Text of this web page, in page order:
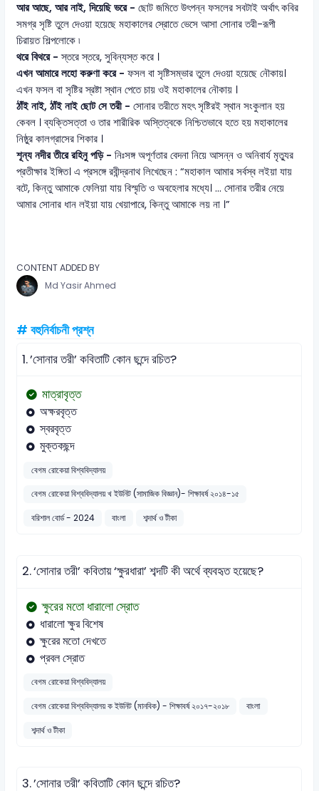
আর আছে, আর নাই, দিয়েছি ভরে - ছোট জমিতে উৎপন্ন ফসলের সবটাই অর্থাৎ কবির
সমগ্র সৃষ্টি তুলে দেওয়া হয়েছে মহাকালের স্রোতে ভেসে আসা সোনার তরী-রূপী
চিরায়ত শিল্পলোকে ৷
থরে বিথরে - স্তরে স্তরে, সুবিন্যস্ত করে ।
এখন আমারে লহো করুণা করে -ফসল বা সৃষ্টিসম্ভার তুলে দেওয়া হয়েছে নৌকায়।
এখন ফসল বা সৃষ্টির স্রষ্টা স্থান পেতে চায় ওই মহাকালের নৌকায় ।
ঠাঁই নাই, ঠাঁই নাই ছোট সে তরী - সোনার তরীতে মহৎ সৃষ্টিরই স্থান সংকুলান হয়
কেবল । ব্যক্তিসত্তা ও তার শারীরিক অস্তিত্বকে নিশ্চিতভাবে হতে হয় মহাকালের
নিষ্ঠুর কালগ্রাসের শিকার ।
শূন্য নদীর তীরে রহিনু পড়ি -নিঃসঙ্গ অপূর্ণতার বেদনা নিয়ে আসন্ন ও অনিবার্য মৃত্যুর
প্রতীক্ষার ইঙ্গিত। এ প্রসঙ্গে রবীন্দ্রনাথ লিখেছেন : “মহাকাল আমার সর্বস্ব লইয়া যায়
বটে, কিন্তু আমাকে ফেলিয়া যায় বিস্মৃতি ও অবহেলার মধ্যে। ... সোনার তরীর নেয়ে
আমার সোনার ধান লইয়া যায় খেয়াপারে, কিন্তু আমাকে লয় না ।”
CONTENT ADDED BY
Md Yasir Ahmed
# বহুনির্বাচনী প্রশ্ন
1.’সোনার তরী’ কবিতাটি কোন ছন্দে রচিত?
মাত্রাবৃত্ত
অক্ষরবৃত্ত
স্বরবৃত্ত
মুক্তকছন্দ
বেগম রোকেয়া বিশ্ববিদ্যালয়
বেগম রোকেয়া বিশ্ববিদ্যালয় খ ইউনিট (সামাজিক বিজ্ঞান)- শিক্ষাবর্ষ ২০১৪-১৫
বরিশাল বোর্ড - 2024
বাংলা শব্দার্থ ও টীকা
2.‘সোনার তরী’ কবিতায় ‘ক্ষুরধারা’ শব্দটি কী অর্থে ব্যবহৃত হয়েছে?
ক্ষুরের মতো ধারালো স্রোত
ধারালো ক্ষুর বিশেষ
ক্ষুরের মতো দেখতে
প্রবল স্রোত
বেগম রোকেয়া বিশ্ববিদ্যালয়
বেগম রোকেয়া বিশ্ববিদ্যালয় ক ইউনিট (মানবিক) - শিক্ষাবর্ষ ২০১৭-২০১৮
বাংলা
শব্দার্থ ও টীকা
3.’সোনার তরী’ কবিতাটি কোন ছন্দে রচিত?